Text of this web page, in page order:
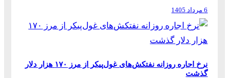
6 مرداد 1405
نرخ اجاره روزانه نفتکش‌های غول‌پیکر از مرز ۱۷۰ هزار دلار
گذشت